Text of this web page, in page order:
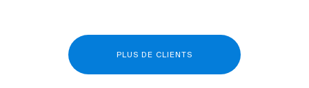
PLUS DE CLIENTS